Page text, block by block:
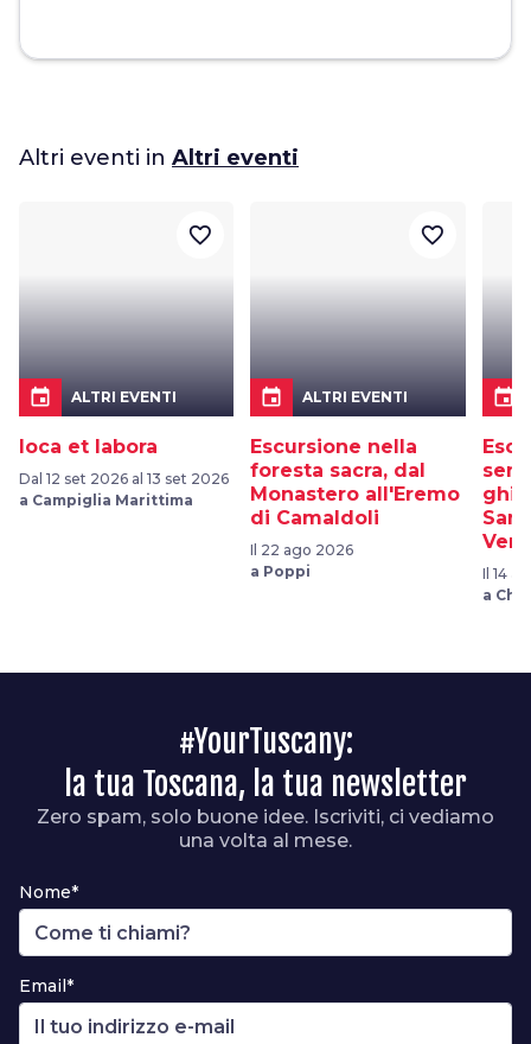
Altri eventi in Altri eventi
event ALTRI EVENTI
Ioca et labora
Dal 12 set 2026 al 13 set 2026
a Campiglia Marittima
favorite_border
event ALTRI EVENTI
Escursione nella
foresta sacra, dal
Monastero all'Eremo
di Camaldoli
Il 22 ago 2026
a Poppi
favorite_border
event
Il 14
a
#YourTuscany:
la tua Toscana, la tua newsletter
Zero spam, solo buone idee. Iscriviti, ci vediamo
una volta al mese.
Nome*
Email*